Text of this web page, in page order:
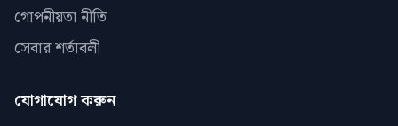
গোপনীয়তা নীতি
সেবার শর্তাবলী
যোগাযোগ করুন